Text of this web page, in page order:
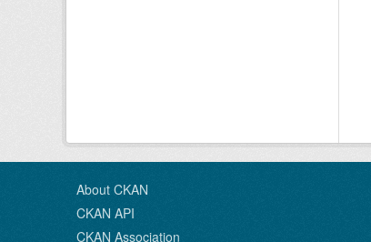
About CKAN
CKAN API
CKAN Association